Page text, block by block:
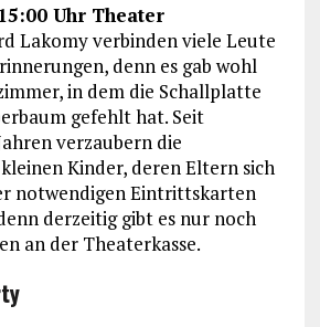
Uhr Theater
Lakomy verbinden viele Leute
denn es gab wohl
in dem die Schallplatte
gefehlt hat. Seit
verzaubern die
Kinder, deren Eltern sich
notwendigen Eintrittskarten
derzeitig gibt es nur noch
an der Theaterkasse.